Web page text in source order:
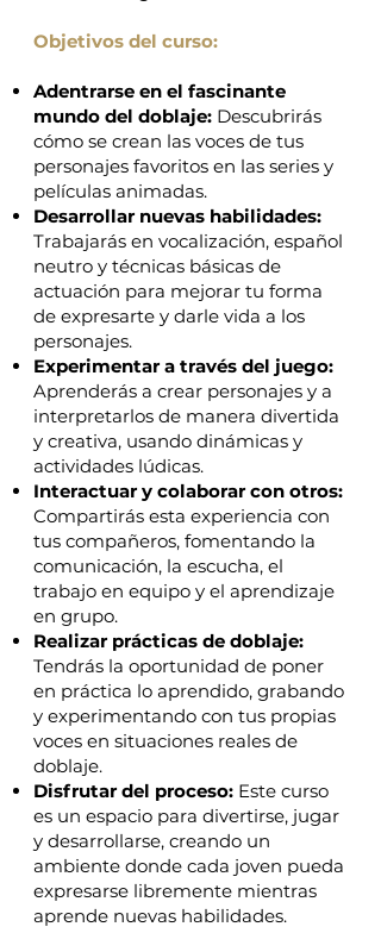
Objetivos del curso:
Adentrarse en el fascinante
mundo del doblaje: Descubrirás
cómo se crean las voces de tus
personajes favoritos en las series y
películas animadas.
Desarrollar nuevas habilidades:
Trabajarás en vocalización, español
neutro y técnicas básicas de
actuación para mejorar tu forma
de expresarte y darle vida a los
personajes.
Experimentar a través del juego:
Aprenderás a crear personajes y a
interpretarlos de manera divertida
y creativa, usando dinámicas y
actividades lúdicas.
Interactuar y colaborar con otros:
Compartirás esta experiencia con
tus compañeros, fomentando la
comunicación, la escucha, el
trabajo en equipo y el aprendizaje
en grupo.
Realizar prácticas de doblaje:
Tendrás la oportunidad de poner
en práctica lo aprendido, grabando
y experimentando con tus propias
voces en situaciones reales de
doblaje.
Disfrutar del proceso: Este curso
es un espacio para divertirse, jugar
y desarrollarse, creando un
ambiente donde cada joven pueda
expresarse libremente mientras
aprende nuevas habilidades.